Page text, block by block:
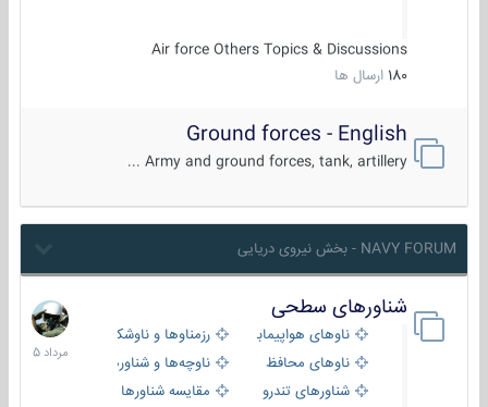
Air force Others Topics & Discussions
180 ارسال ها
Ground forces - English
Army and ground forces, tank, artillery ...
NAVY FORUM - بخش نیروی دریایی
شناورهای سطحی
ناوهای هواپیمابر و بالگرد بررزمناوها و ناوشکن‌ها
ناوهای محافظ
ناوچه‌ها و شناورهای گشتی
شناورهای تندرو
مقایسه شناورها
2
مرداد